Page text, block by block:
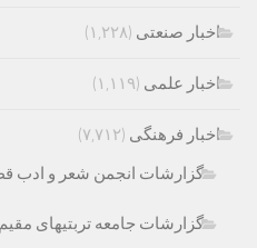
اخبار صنعتی (۱,۲۲۸)
اخبار علمی (۱,۱۱۹)
اخبار فرهنگی (۷,۷۱۲)
گزارشات انجمن شعر و ادب
گزارشات جامعه تربتیهای